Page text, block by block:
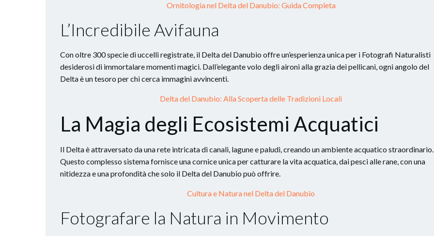
Ornitologia nel Delta del Danubio: Guida Completa
L’Incredibile Avifauna
Con oltre 300 specie di uccelli registrate, il Delta del Danubio offre un’esperienza unica per i Fotografi Naturalisti
desiderosi di immortalare momenti magici. Dall’elegante volo degli aironi alla grazia dei pellicani, ogni angolo del
Delta è un tesoro per chi cerca immagini avvincenti.
Delta del Danubio: Alla Scoperta delle Tradizioni Locali
La Magia degli Ecosistemi Acquatici
Il Delta è attraversato da una rete intricata di canali, lagune e paludi, creando un ambiente acquatico straordinario.
Questo complesso sistema fornisce una cornice unica per catturare la vita acquatica, dai pesci alle rane, con una
nitidezza e una profondità che solo il Delta del Danubio può offrire.
Cultura e Natura nel Delta del Danubio
Fotografare la Natura in Movimento